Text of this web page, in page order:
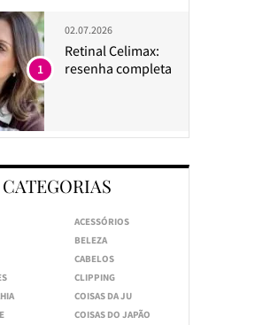
02.07.2026
Retinal Celimax:
resenha completa
1
CATEGORIAS
ACESSÓRIOS
BELEZA
CABELOS
CLIPPING
COISAS DA JU
COISAS DO JAPÃO